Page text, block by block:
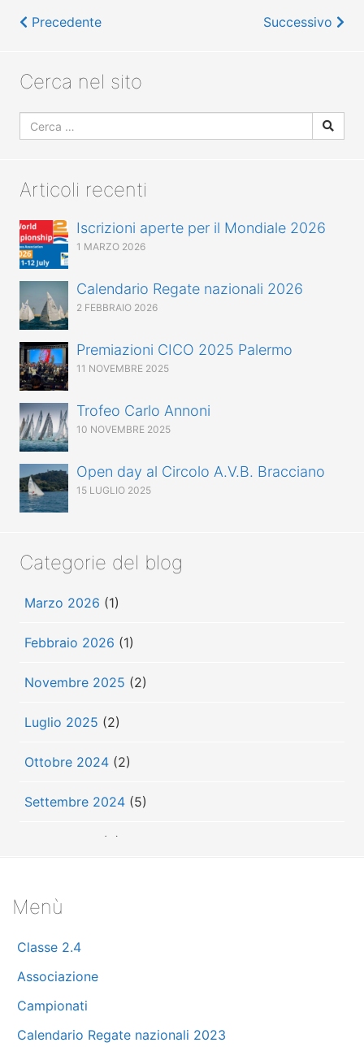
Precedente Successivo
Cerca nel sito
Articoli recenti
Iscrizioni aperte per il Mondiale 2026
1 MARZO 2026
Calendario Regate nazionali 2026
2 FEBBRAIO 2026
Premiazioni CICO 2025 Palermo
11 NOVEMBRE 2025
Trofeo Carlo Annoni
10 NOVEMBRE 2025
Open day al Circolo A.V.B. Bracciano
15 LUGLIO 2025
Categorie del blog
Marzo 2026 (1)
Febbraio 2026 (1)
Novembre 2025 (2)
Luglio 2025 (2)
Ottobre 2024 (2)
Settembre 2024 (5)
(3)
Marzo 2024
Febbraio 2024(8)
Menù
Classe 2.4
Associazione
Campionati
Calendario Regate nazionali 2023